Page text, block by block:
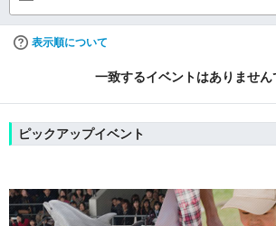
表示順について
一致するイベントはありません
ピックアップイベント